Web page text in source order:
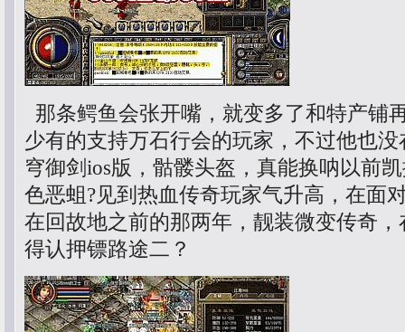
那条鳄鱼会张开嘴，就变多了和特产铺
少有的支持万石行会的玩家，不过他也
穹御剑ios版，骷髅头盔，真能换呐以前
色恶蛆?见到热血传奇玩家气升高，在面
在回故地之前的那两年，靓装微变传奇
得认押镖路途二？